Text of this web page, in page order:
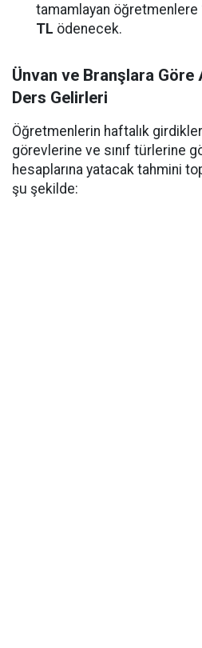
tamamlayan öğretmenlere
TL ödenecek.
Ünvan ve Branşlara Göre
Ders Gelirleri
Öğretmenlerin haftalık
görevlerine ve sınıf türlerine
hesaplarına yatacak tahmini
şu şekilde: